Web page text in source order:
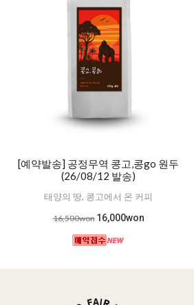
[예약발송] 공정무역 콩고,콩go 원두
(26/08/12 발송)
태양의 땅, 콩고에서 온 커피
16,500won 16,000won